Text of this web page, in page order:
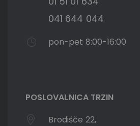
041 644 044
pon-pet 8:00-16:00
POSLOVALNICA TRZIN
Brodišče 22,